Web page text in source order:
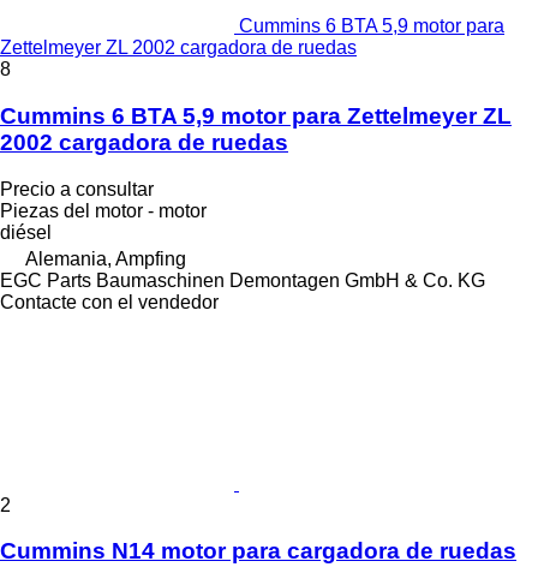
Cummins 6 BTA 5,9 motor para
Zettelmeyer ZL 2002 cargadora de ruedas
8
Cummins 6 BTA 5,9 motor para Zettelmeyer ZL
2002 cargadora de ruedas
Precio a consultar
Piezas del motor - motor
diésel
Alemania, Ampfing
EGC Parts Baumaschinen Demontagen GmbH & Co. KG
Contacte con el vendedor
2
Cummins N14 motor para cargadora de ruedas